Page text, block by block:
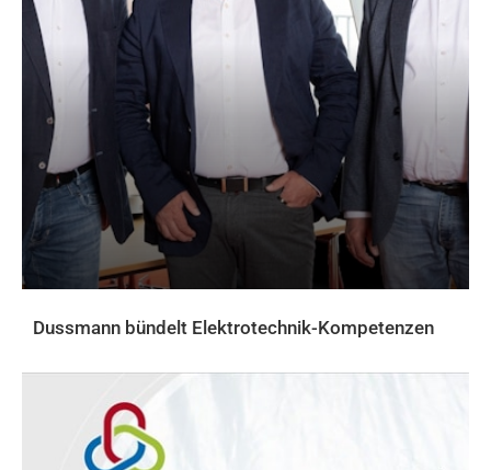
Dussmann bündelt Elektrotechnik-Kompetenzen